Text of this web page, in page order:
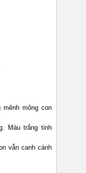
mông con
Màu trắng tinh
vẫn canh cánh